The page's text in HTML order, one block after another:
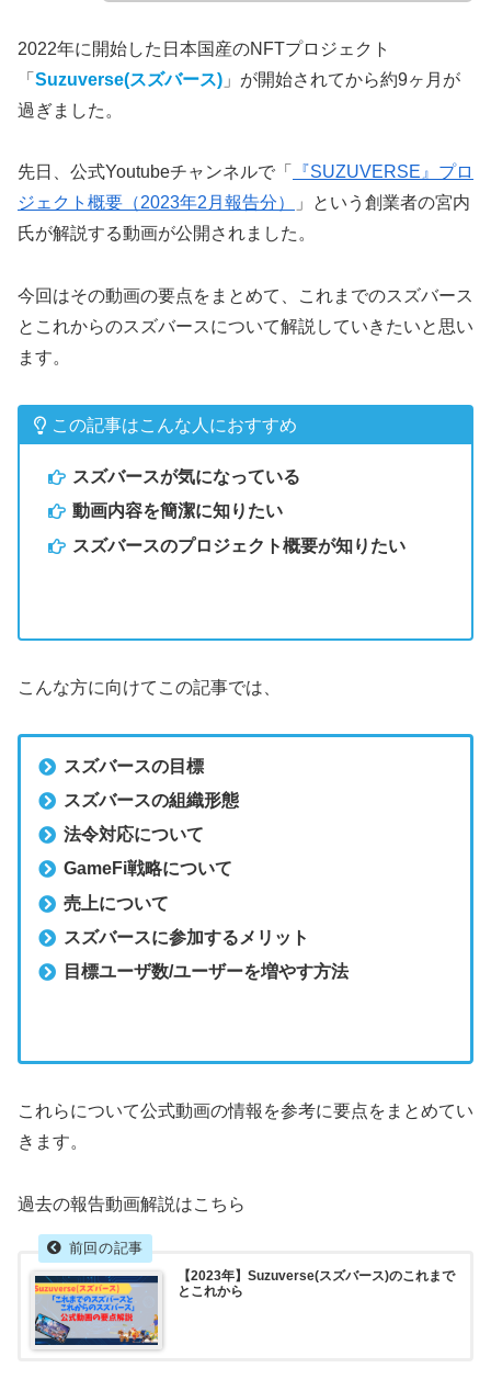
2022年に開始した日本国産のNFTプロジェクト
「 Suzuverse(スズバース) 」が開始されてから約9ヶ月が
過ぎました。
先日、公式Youtubeチャンネルで「
『SUZUVERSE』プロ
ジェクト概要（2023年2月報告分）
」という創業者の宮内
氏が解説する動画が公開されました。
今回はその動画の要点をまとめて、これまでのスズバース
とこれからのスズバースについて解説していきたいと思い
ます。
この記事はこんな人におすすめ
スズバースが気になっている
動画内容を簡潔に知りたい
スズバースのプロジェクト概要が知りたい
こんな方に向けてこの記事では、
スズバースの目標
スズバースの組織形態
法令対応について
GameFi戦略について
売上について
スズバースに参加するメリット
目標ユーザ数/ユーザーを増やす方法
これらについて公式動画の情報を参考に要点をまとめてい
きます。
過去の報告動画解説はこちら
【2023年】Suzuverse(スズバース)のこれまで
とこれから